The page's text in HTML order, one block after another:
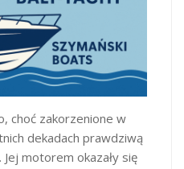
choć zakorzenione w
dekadach prawdziwą
motorem okazały się